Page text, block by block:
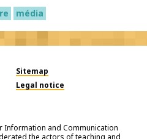
média
Sitemap
Legal notice
Information and Communication
the actors of teaching and